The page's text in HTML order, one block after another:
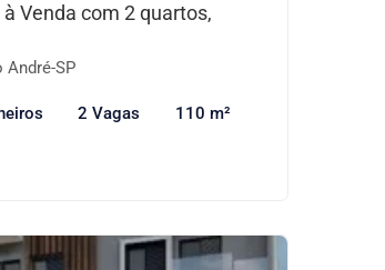
Venda com 2 quartos,
André-SP
2 Vagas 110 m²